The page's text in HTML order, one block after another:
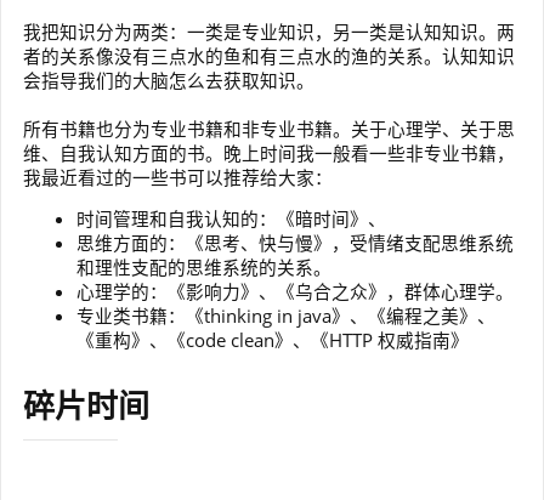
我把知识分为两类：一类是专业知识，另一类是认知知识。两
者的关系像没有三点水的鱼和有三点水的渔的关系。认知知识
会指导我们的大脑怎么去获取知识。
所有书籍也分为专业书籍和非专业书籍。关于心理学、关于思
维、自我认知方面的书。晚上时间我一般看一些非专业书籍，
我最近看过的一些书可以推荐给大家：
时间管理和自我认知的：《暗时间》、
思维方面的：《思考、快与慢》，受情绪支配思维系统
和理性支配的思维系统的关系。
心理学的：《影响力》、《乌合之众》，群体心理学。
专业类书籍：《thinking in java》、《编程之美》、
《重构》、《code clean》、《HTTP 权威指南》
碎片时间